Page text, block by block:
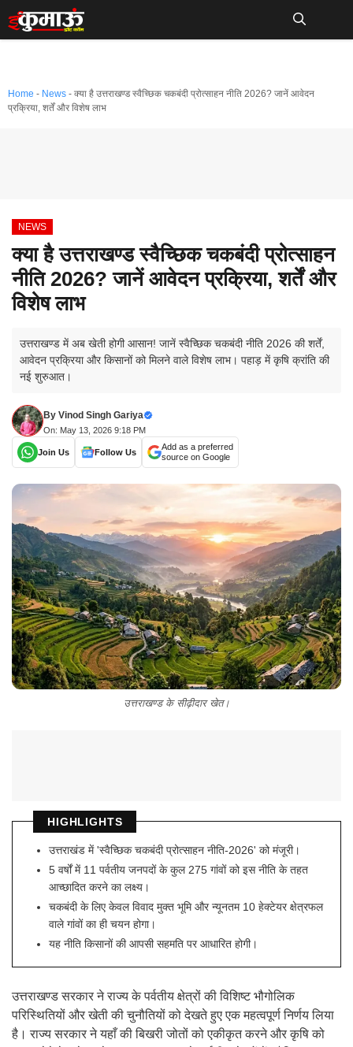
Skip
to
Home - News - क्या है उत्तराखण्ड स्वैच्छिक चकबंदी प्रोत्साहन नीति 2026? जानें आवेदन
प्रक्रिया, शर्तें और विशेष लाभ
NEWS
क्या है उत्तराखण्ड स्वैच्छिक चकबंदी प्रोत्साहन
नीति 2026? जानें आवेदन प्रक्रिया, शर्तें और
विशेष लाभ
उत्तराखण्ड में अब खेती होगी आसान! जानें स्वैच्छिक चकबंदी नीति 2026 की शर्तें,
आवेदन प्रक्रिया और किसानों को मिलने वाले विशेष लाभ। पहाड़ में कृषि क्रांति की
नई शुरुआत।
By Vinod Singh Gariya
On: May 13, 2026 9:18 PM
Join Us Follow Us
Add as a preferred
source on Google
उत्तराखण्ड के सीढ़ीदार खेत।
HIGHLIGHTS
उत्तराखंड में 'स्वैच्छिक चकबंदी प्रोत्साहन नीति-2026' को मंजूरी।
5 वर्षों में 11 पर्वतीय जनपदों के कुल 275 गांवों को इस नीति के तहत
आच्छादित करने का लक्ष्य।
चकबंदी के लिए केवल विवाद मुक्त भूमि और न्यूनतम 10 हेक्टेयर क्षेत्रफल
वाले गांवों का ही चयन होगा।
यह नीति किसानों की आपसी सहमति पर आधारित होगी।
उत्तराखण्ड सरकार ने राज्य के पर्वतीय क्षेत्रों की विशिष्ट भौगोलिक
परिस्थितियों और खेती की चुनौतियों को देखते हुए एक महत्वपूर्ण निर्णय लिया
है। राज्य सरकार ने यहाँ की बिखरी जोतों को एकीकृत करने और कृषि को